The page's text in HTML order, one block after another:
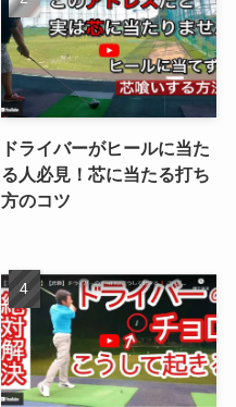
ドライバーがヒールに当た
る人必見！芯に当たる打ち
方のコツ